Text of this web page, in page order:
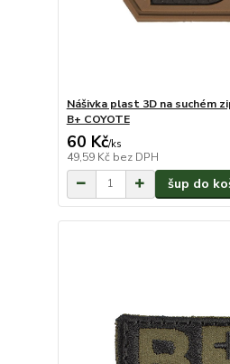
Nášivka plast 3D na suchém
B+ COYOTE
60 Kč/ks
49,59 Kč bez DPH
šup do